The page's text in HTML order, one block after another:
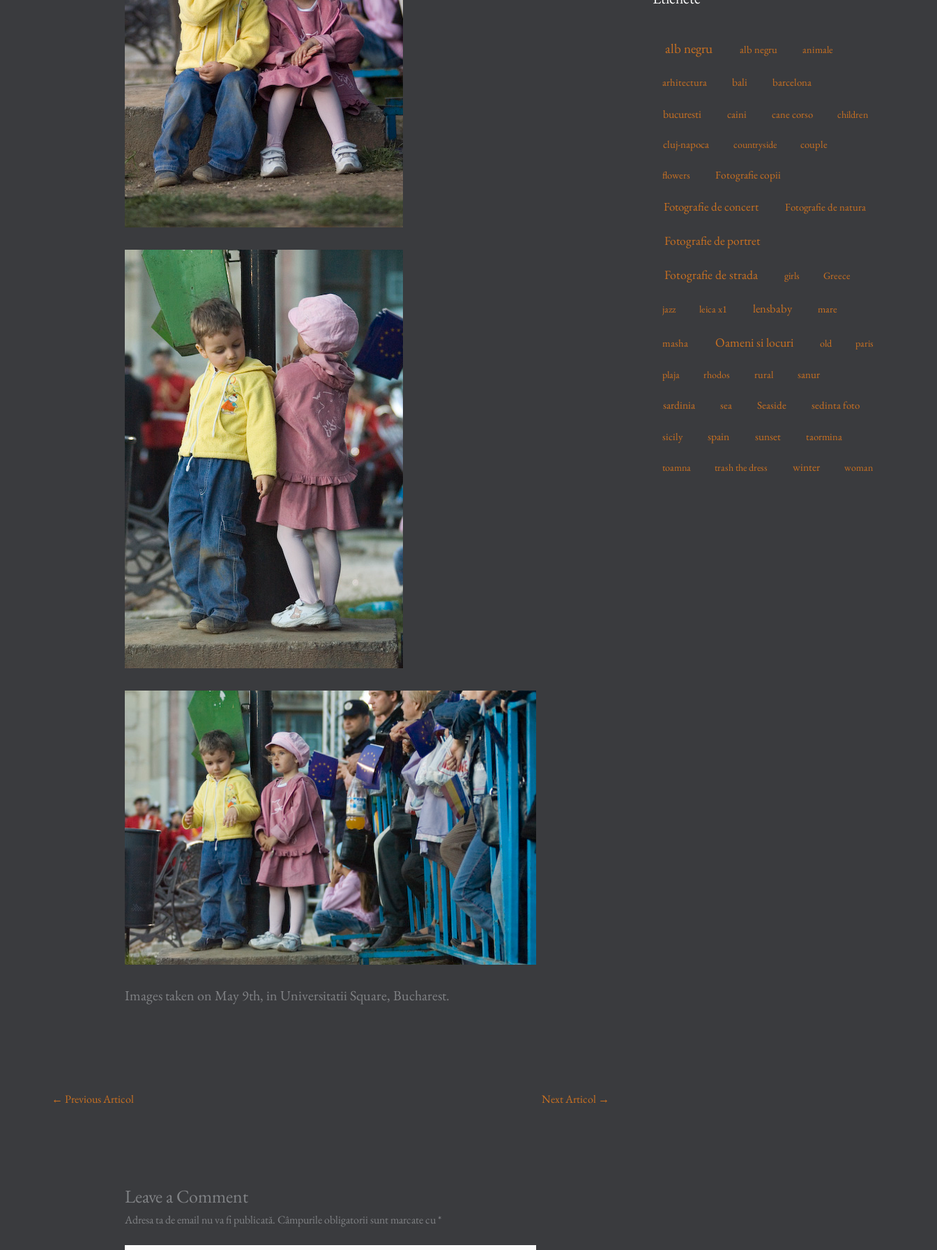
Images taken on May 9th, in Universitatii Square, Bucharest.
← Previous Articol Next Articol →
Leave a Comment
Adresa ta de email nu va fi publicată. Câmpurile obligatorii sunt marcate cu*
alb negru alb negru animale
arhitectura bali barcelona
bucuresti caini cane corso children
cluj-napoca countryside couple
flowers Fotografie copii
Fotografie de concert Fotografie de natura
Fotografie de portret
Fotografie de strada girls Greece
jazz leica x1 lensbaby mare
masha Oameni si locuri old paris
plaja rhodos rural sanur
sardinia sea Seaside sedinta foto
sicily spain sunset taormina
toamna trash the dress winter woman